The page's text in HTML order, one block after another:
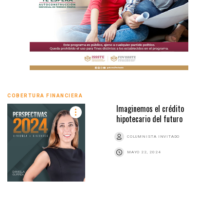
COBERTURA FINANCIERA
Imaginemos el crédito
hipotecario del futuro
COLUMNISTA INVITADO
MAYO 22, 2024